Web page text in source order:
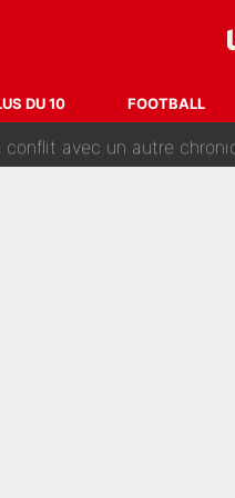
DU 10 FOOTBALL
Nelson Monfort sur CNews, un
avec Tadej Pogacar :
à cinq signatures en